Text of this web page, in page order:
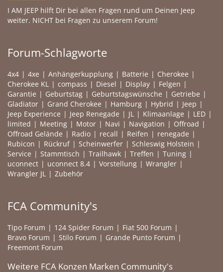
I AM JEEP hilft Dir bei allen Fragen rund um Deinen Jeep
weiter. NICHT bei Fragen zu unserem Forum!
Forum-Schlagworte
4x4 4xe Anhängerkupplung Batterie
Cherokee
Cherokee KL
compass Diesel Display
Felgen
Garantie
Geburtstag Geburtstagswünsche
Getriebe
Gladiator
Grand Cherokee Hamburg Hybrid
Jeep
Jeep Experience
Jeep Renegade JL Klimaanlage
LED
limited
Meeting Motor Navi Navigation
Offroad
Offroad Gelände
Radio recall Reifen
renegade
Rubicon
Rückruf Scheinwerfer
Schleswig Holstein
Service
Stammtisch Trailhawk Treffen
Tuning
uconnect
uconnect 8.4 Vorstellung
Wrangler
Wrangler JL
Zubehör
FCA Community's
Tipo Forum 124 Spider Forum
Fiat 500 Forum
Bravo Forum
Stilo Forum
Grande Punto Forum
Freemont Forum
Weitere FCA Konzen Marken Community's